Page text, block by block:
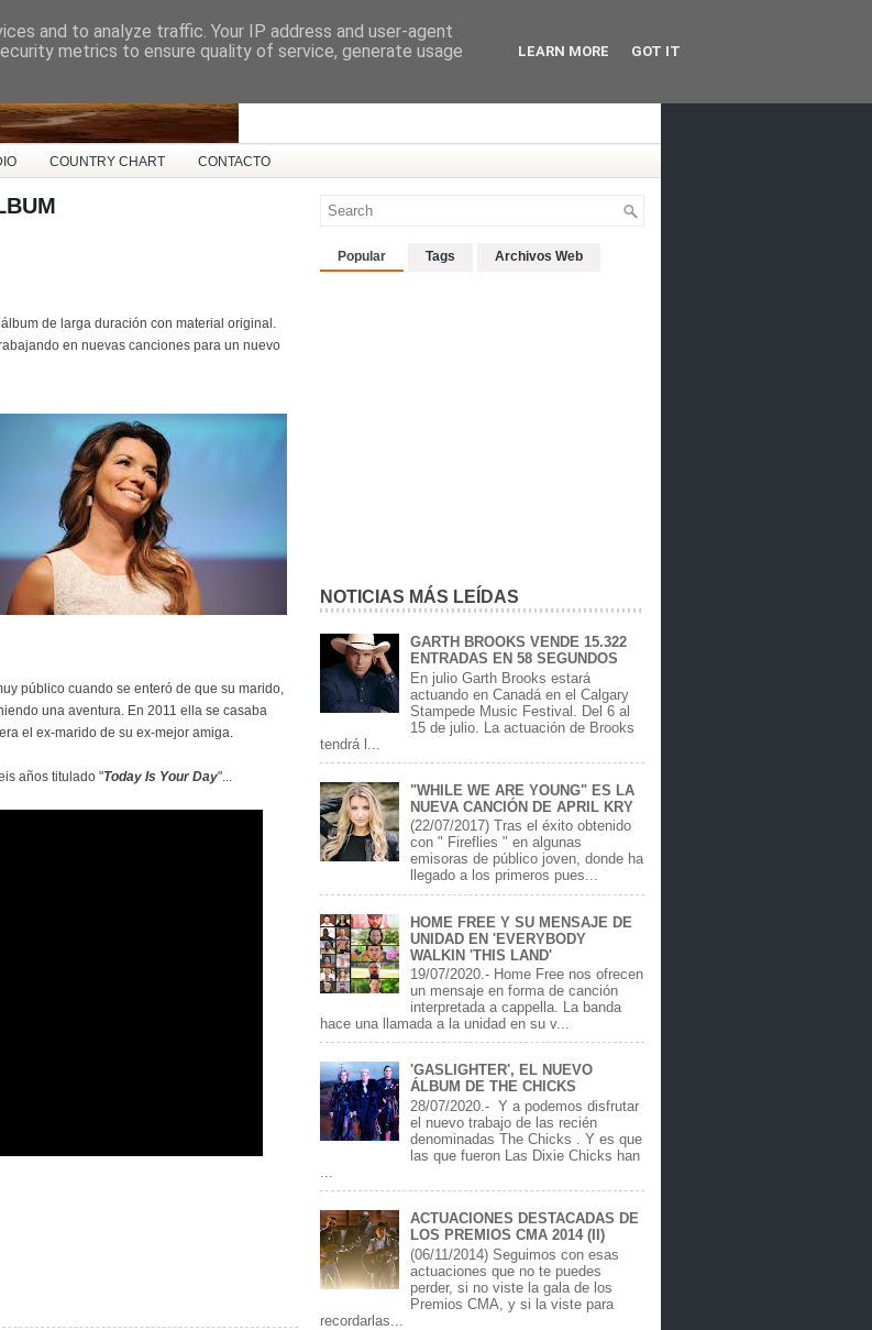
COUNTRY CHART CONTACTO
de larga duración con material original.
en nuevas canciones para un nuevo
público cuando se enteró de que su marido,
una aventura. En 2011 ella se casaba
el ex-marido de su ex-mejor amiga.
años titulado "Today Is Your Day"...
Popular Tags Archivos Web
NOTICIAS MÁS LEÍDAS
GARTH BROOKS VENDE 15.322
ENTRADAS EN 58 SEGUNDOS
En julio Garth Brooks estará
actuando en Canadá en el Calgary
Stampede Music Festival. Del 6 al
15 de julio. La actuación de Brooks
tendrá l...
"WHILE WE ARE YOUNG" ES LA
NUEVA CANCIÓN DE APRIL KRY
(22/07/2017) Tras el éxito obtenido
con " Fireflies " en algunas
emisoras de público joven, donde ha
llegado a los primeros pues...
HOME FREE Y SU MENSAJE DE
UNIDAD EN 'EVERYBODY
WALKIN 'THIS LAND'
19/07/2020.- Home Free nos ofrecen
un mensaje en forma de canción
interpretada a cappella. La banda
hace una llamada a la unidad en su v...
'GASLIGHTER', EL NUEVO
ÁLBUM DE THE CHICKS
28/07/2020.- Y a podemos disfrutar
el nuevo trabajo de las recién
denominadas The Chicks . Y es que
las que fueron Las Dixie Chicks han
...
ACTUACIONES DESTACADAS DE
LOS PREMIOS CMA 2014 (II)
(06/11/2014) Seguimos con esas
actuaciones que no te puedes
perder, si no viste la gala de los
Premios CMA, y si la viste para
recordarlas...
and to analyze traffic. Your IP address and user-agent
metrics to ensure quality of service, generate usage
LEARN MORE GOT IT